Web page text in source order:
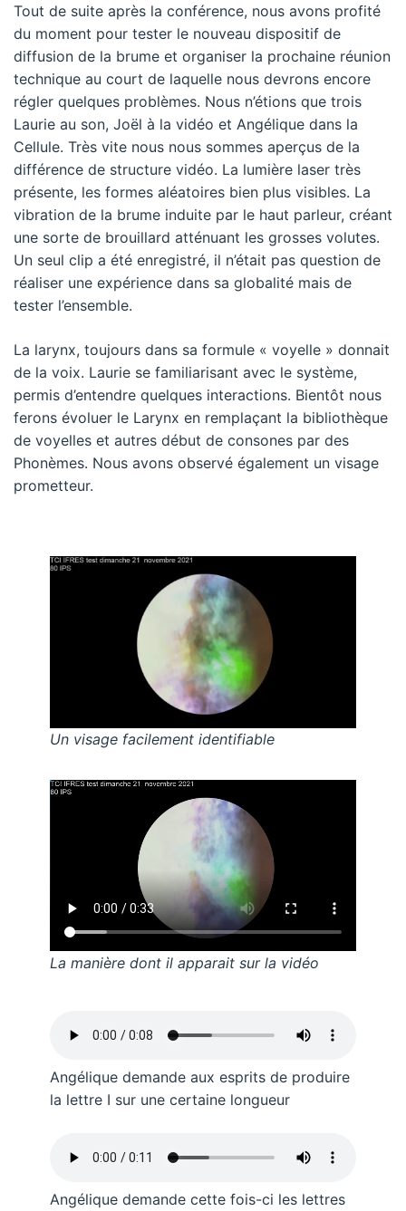
Tout de suite après la conférence, nous avons profité
du moment pour tester le nouveau dispositif de
diffusion de la brume et organiser la prochaine réunion
technique au court de laquelle nous devrons encore
régler quelques problèmes. Nous n’étions que trois
Laurie au son, Joël à la vidéo et Angélique dans la
Cellule. Très vite nous nous sommes aperçus de la
différence de structure vidéo. La lumière laser très
présente, les formes aléatoires bien plus visibles. La
vibration de la brume induite par le haut parleur, créant
une sorte de brouillard atténuant les grosses volutes.
Un seul clip a été enregistré, il n’était pas question de
réaliser une expérience dans sa globalité mais de
tester l’ensemble.
La larynx, toujours dans sa formule « voyelle » donnait
de la voix. Laurie se familiarisant avec le système,
permis d’entendre quelques interactions. Bientôt nous
ferons évoluer le Larynx en remplaçant la bibliothèque
de voyelles et autres début de consones par des
Phonèmes. Nous avons observé également un visage
prometteur.
Un visage facilement identifiable
La manière dont il apparait sur la vidéo
Angélique demande aux esprits de produire
la lettre I sur une certaine longueur
Angélique demande cette fois-ci les lettres